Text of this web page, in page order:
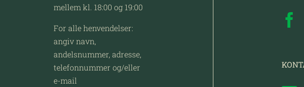
mellem kl. 18:00 og 19:00
For alle henvendelser:
angiv navn,
andelsnummer, adresse,
telefonnummer og/eller
e-mail